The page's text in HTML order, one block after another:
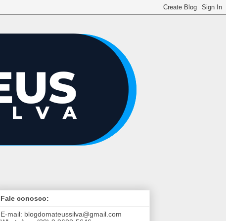
Fale conosco:
E-mail: blogdomateussilva@gmail.com